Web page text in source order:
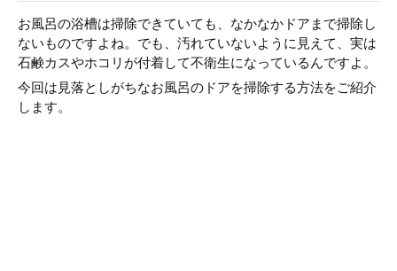
お風呂の浴槽は掃除できていても、なかなかドアまで掃除し
ないものですよね。でも、汚れていないように見えて、実は
石鹸カスやホコリが付着して不衛生になっているんですよ。
今回は見落としがちなお風呂のドアを掃除する方法をご紹介
します。